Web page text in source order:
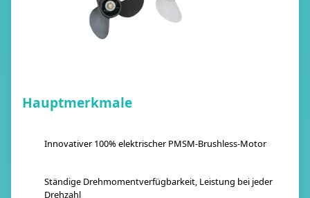
Hauptmerkmale
Innovativer 100% elektrischer PMSM-Brushless-Motor
Ständige Drehmomentverfügbarkeit, Leistung bei jeder
Drehzahl